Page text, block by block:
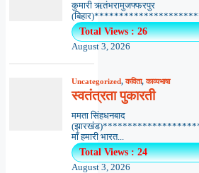
कुमारी ऋतंभरामुजफ्फरपुर
Total Views : 26
August 3, 2026
Uncategorized,कविता,काव्यभाषा
स्वतंत्रता पुकारती
ममता सिंहधनबाद
माँ हमारी भारत...
Total Views : 24
August 3, 2026